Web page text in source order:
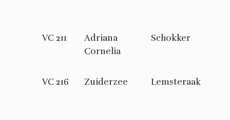
VC 211
Adriana
Cornelia
Schokker
VC 216 Zuiderzee Lemsteraak